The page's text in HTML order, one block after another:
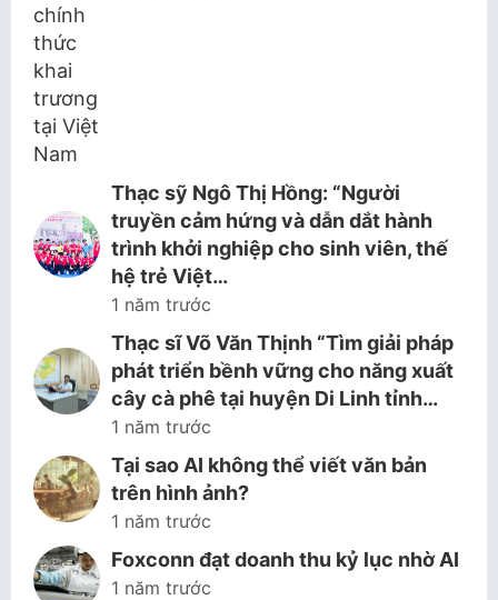
Thạc sỹ Ngô Thị Hồng: “Người
truyền cảm hứng và dẫn dắt hành
trình khởi nghiệp cho sinh viên, thế
hệ trẻ Việt…
1 năm trước
Thạc sĩ Võ Văn Thịnh “Tìm giải pháp
phát triển bềnh vững cho năng xuất
cây cà phê tại huyện Di Linh tỉnh…
1 năm trước
Tại sao AI không thể viết văn bản
trên hình ảnh?
1 năm trước
Foxconn đạt doanh thu kỷ lục nhờ AI
1 năm trước